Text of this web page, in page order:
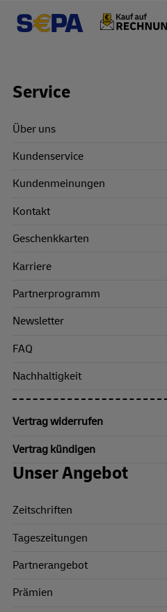
Footer Links
Service
Über uns
Kundenservice
Kundenmeinungen
Kontakt
Geschenkkarten
Karriere
Partnerprogramm
Newsletter
FAQ
Nachhaltigkeit
Vertrag widerrufen
Vertrag kündigen
Unser Angebot
Zeitschriften
Tageszeitungen
Partnerangebot
Prämien